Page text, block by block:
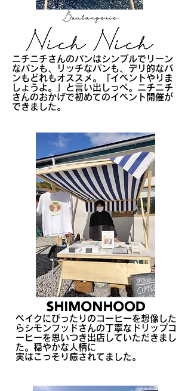
​ニチニチさんのパンはシンプルでリーン
なパンも、リッチなパンも、デリ的なパ
ンもどれもオススメ。「イベントやりま
しょうよ。」と言い出しっぺ。ニチニチ
さんのおかげで初めてのイベント開催が
できました。
ベイクにぴったりのコーヒーを想像した
らシモンフッドさんの丁寧なドリップコ
ーヒーを思いつき出店していただきまし
た。穏やかな人柄に
​実はこっそり癒されてました。